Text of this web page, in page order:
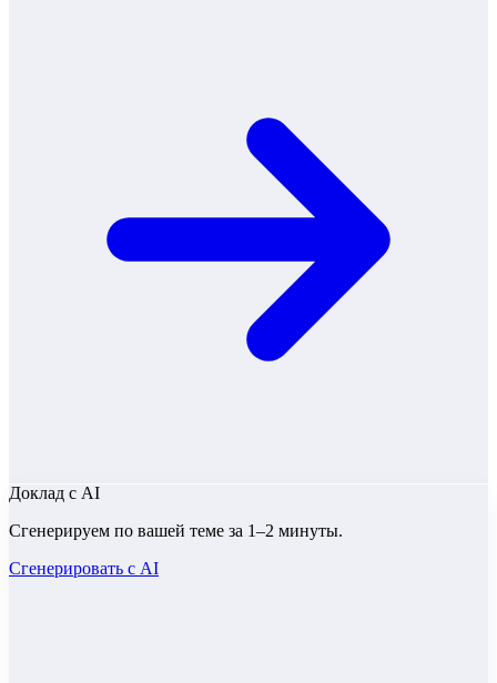
Доклад с AI
Сгенерируем по вашей теме за 1–2 минуты.
Сгенерировать с AI